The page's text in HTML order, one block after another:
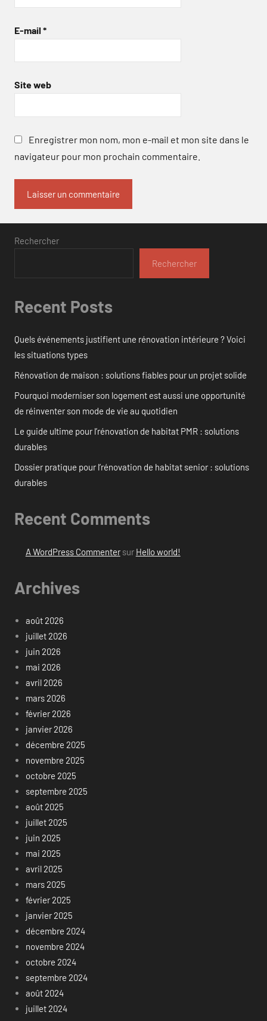
E-mail *
Site web
Enregistrer mon nom, mon e-mail et mon site dans le
navigateur pour mon prochain commentaire.
Rechercher
Rechercher
Recent Posts
Quels événements justifient une rénovation intérieure ? Voici
les situations types
Rénovation de maison : solutions fiables pour un projet solide
Pourquoi moderniser son logement est aussi une opportunité
de réinventer son mode de vie au quotidien
Le guide ultime pour l’rénovation de habitat PMR : solutions
durables
Dossier pratique pour l’rénovation de habitat senior : solutions
durables
Recent Comments
A WordPress Commentersur Hello world!
Archives
août 2026
juillet 2026
juin 2026
mai 2026
avril 2026
mars 2026
février 2026
janvier 2026
décembre 2025
novembre 2025
octobre 2025
septembre 2025
août 2025
juillet 2025
juin 2025
mai 2025
avril 2025
mars 2025
février 2025
janvier 2025
décembre 2024
novembre 2024
octobre 2024
septembre 2024
août 2024
juillet 2024